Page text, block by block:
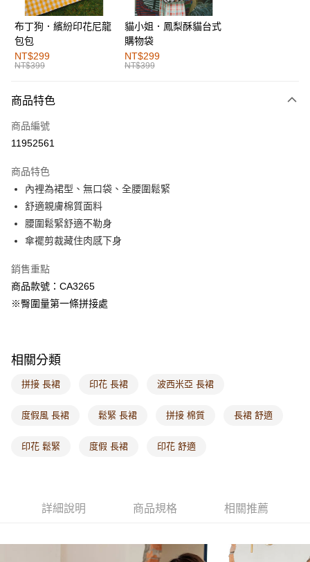
運送方式
全家取貨付款
每筆NT$60，滿NT$1,000(含以上)免運費
付款後全家取貨
萊爾富取貨付款
付款後萊爾富取貨
每筆NT$60，滿NT$1,000(含以上)免運費
7-11取貨付款
每筆NT$60，滿NT$1,000(含以上)免運費
付款後7-11取貨
每筆NT$60，滿NT$1,000(含以上)免運費
付款後門市自取
每筆NT$60，滿NT$1,000(含以上)免運費
布丁狗．繽紛印花尼龍
包包
NT$299
NT$399
貓小姐．鳳梨酥貓台式
購物袋
NT$299
NT$399
商品特色
商品編號
11952561
商品特色
內裡為裙型、無口袋、全腰圍鬆緊
舒適親膚棉質面料
腰圍鬆緊舒適不勒身
傘襬剪裁藏住肉感下身
銷售重點
商品款號：CA3265
※臀圍量第一條拼接處
相關分類
拼接 長裙 印花 長裙 波西米亞 長裙
度假風 長裙 鬆緊 長裙 拼接 棉質 長裙 舒適
印花 鬆緊 度假 長裙 印花 舒適
詳細說明 商品規格 相關推薦